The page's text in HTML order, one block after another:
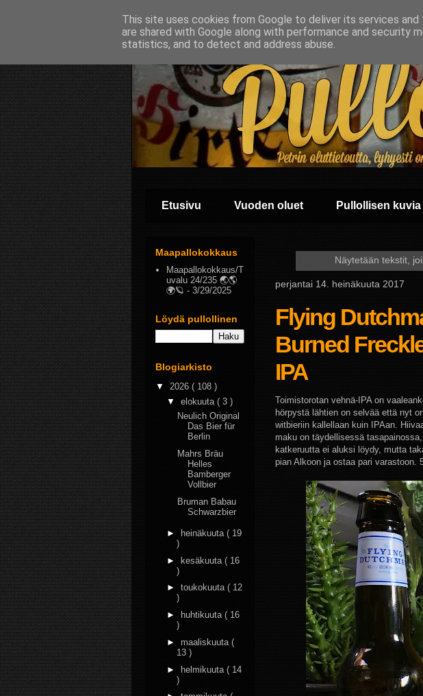
Etusivu Vuoden oluet Pullollisen kuvia
Näytetään tekstit,
perjantai 14. heinäkuuta 2017
Flying
Burned
IPA
Toimistorotan vehnä-IPA on
hörpystä lähtien on selvää että nyt
witbieriin kallellaan kuin IPAan.
maku on täydellisessä
katkeruutta ei aluksi löydy, mutta
pian Alkoon ja ostaa pari varastoon.
Maapallokokkaus
Maapallokokkaus/T
uvalu 24/235 🌏🌎
🌍🪐 - 3/29/2025
Löydä pullollinen
Blogiarkisto
▼ 2026 ( 108 )
▼ elokuuta ( 3 )
Neulich Original
Das Bier für
Berlin
Mahrs Bräu
Helles
Bamberger
Vollbier
Bruman Babau
Schwarzbier
► heinäkuuta ( 19
)
► kesäkuuta ( 16
)
► toukokuuta ( 12
)
►
huhtikuuta ( 16
)
► maaliskuuta (
13 )
► helmikuuta ( 14
)
This site uses cookies from Google to deliver its services
are shared with Google along with performance and security
statistics, and to detect and address abuse.